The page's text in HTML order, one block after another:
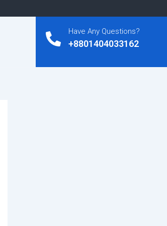
Have Any Questions?
+8801404033162